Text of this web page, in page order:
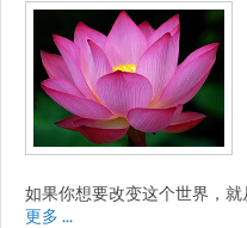
如果你想要改变这个世界，就
更多 ...